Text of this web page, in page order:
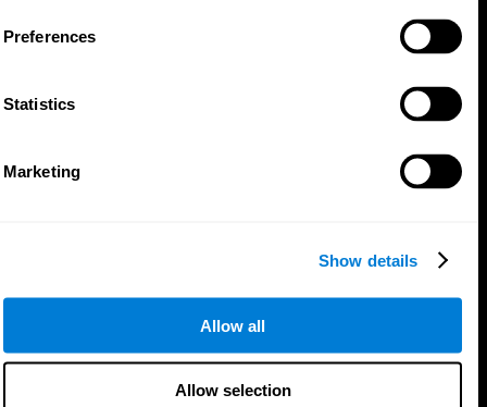
Preferences
Statistics
Marketing
Show details
Allow all
Allow selection
تابعونا على